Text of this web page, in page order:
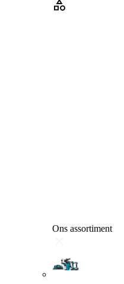
Ons assortiment